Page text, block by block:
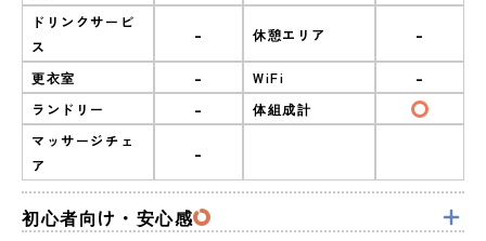
ドリンクサービ
ス
- 休憩エリア -
更衣室 - WiFi -
ランドリー -
体組成計
マッサージチェ
ア
-
初心者向け・安心感